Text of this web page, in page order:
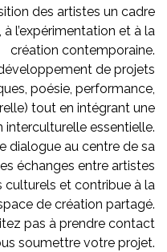
des artistes un cadre
l’expérimentation et à la
création contemporaine.
de projets
poésie, performance,
tout en intégrant une
interculturelle essentielle.
dialogue au centre de sa
échanges entre artistes
culturels et contribue à la
de création partagé.
pas à prendre contact
soumettre votre projet.